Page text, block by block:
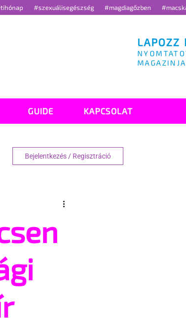
#szexuálisegészség #magdiagőzben
LAPOZZ
GUIDE KAPCSOLAT
Bejelentkezés / Regisztráció